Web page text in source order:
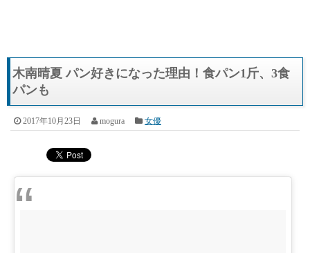
木南晴夏 パン好きになった理由！食パン1斤、3食
パンも
2017年10月23日 mogura 女優